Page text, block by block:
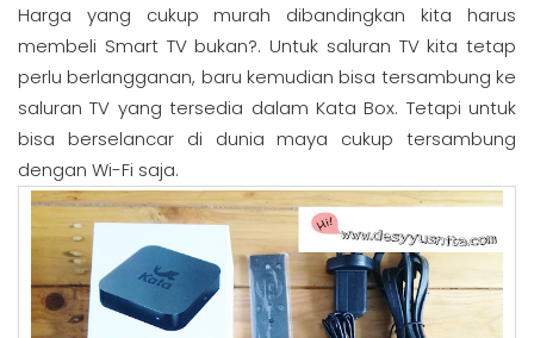
Harga yang cukup murah dibandingkan kita harus
membeli Smart TV bukan?. Untuk saluran TV kita tetap
perlu berlangganan, baru kemudian bisa tersambung ke
saluran TV yang tersedia dalam Kata Box. Tetapi untuk
bisa berselancar di dunia maya cukup tersambung
dengan Wi-Fi saja.